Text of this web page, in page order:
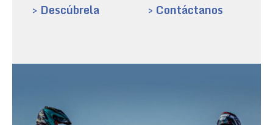
> Descúbrela > Contáctanos